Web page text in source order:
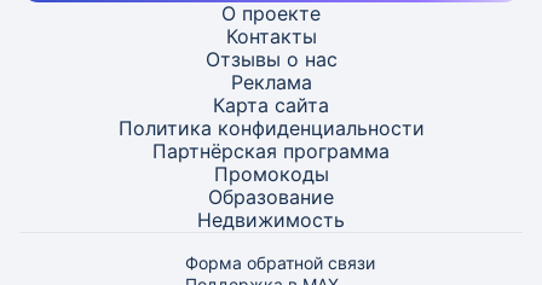
О проекте
Контакты
Отзывы о нас
Реклама
Карта сайта
Политика конфиденциальности
Партнёрская программа
Промокоды
Образование
Недвижимость
Форма обратной связи